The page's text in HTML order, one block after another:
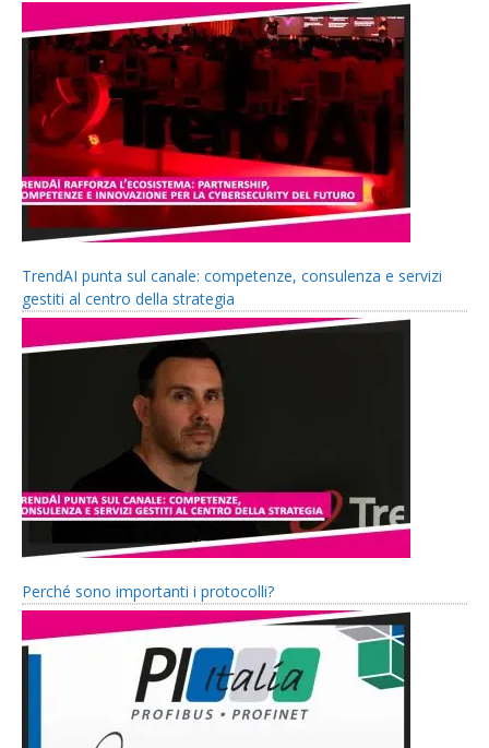
TrendAI punta sul canale: competenze, consulenza e servizi
gestiti al centro della strategia
Perché sono importanti i protocolli?